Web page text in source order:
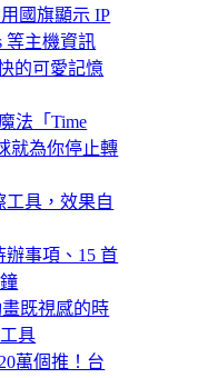
用國旗顯示 IP
等主機資訊
的可愛記憶
法「Time
就為你停止轉
工具，效果自
辦事項、15 首
既視感的時
具
萬個推！台